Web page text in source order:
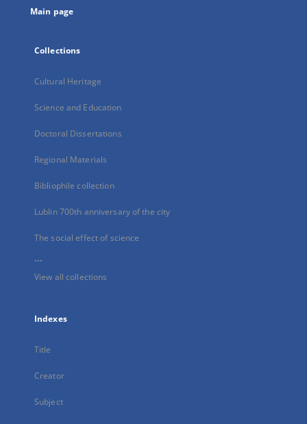
Main page
Collections
Cultural Heritage
Science and Education
Doctoral Dissertations
Regional Materials
Bibliophile collection
Lublin 700th anniversary of the city
The social effect of science
...
View all collections
Indexes
Title
Creator
Subject